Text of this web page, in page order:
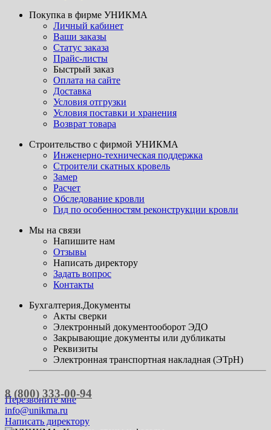
Покупка в фирме УНИКМА
Личный кабинет
Ваши заказы
Статус заказа
Прайс-листы
Быстрый заказ
Оплата на сайте
Доставка
Условия отгрузки
Условия поставки и хранения
Возврат товара
Строительство с фирмой УНИКМА
Инженерно-техническая поддержка
Строители скатных кровель
Замер
Расчет
Обследование кровли
Гид по особенностям реконструкции кровли
Мы на связи
Напишите нам
Отзывы
Написать директору
Задать вопрос
Контакты
Бухгалтерия.Документы
Акты сверки
Электронный документооборот ЭДО
Закрывающие документы или дубликаты
Реквизиты
Электронная транспортная накладная (ЭТрН)
8 (800) 333-00-94
Перезвоните мне
info@unikma.ru
Написать директору